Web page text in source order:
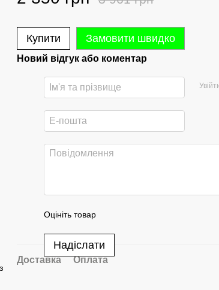
Купити Замовити швидко
Новий відгук або коментар
Оцініть товар
Надіслати
Доставка Оплата